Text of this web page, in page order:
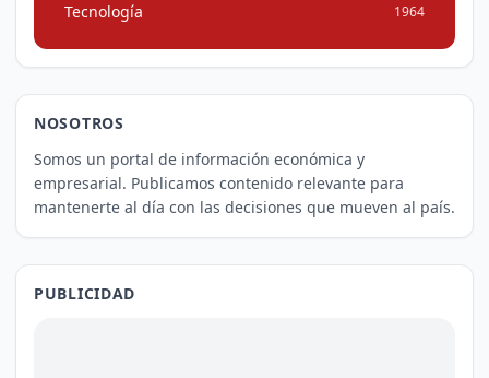
Tecnología 1964
NOSOTROS
Somos un portal de información económica y
empresarial. Publicamos contenido relevante para
mantenerte al día con las decisiones que mueven al país.
PUBLICIDAD